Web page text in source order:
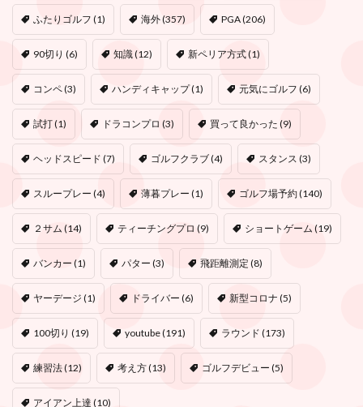
ふたりゴルフ (1) 海外(357) PGA(206)
90切り (6) 知識(12) 新ペリア方式(1)
コンペ(3) ハンディキャップ(1) 元気にゴルフ (6)
試打(1) ドラコンプロ (3) 買って良かった (9)
ヘッドスピード (7) ゴルフクラブ(4) スタンス (3)
スループレー (4) 薄暮プレー (1) ゴルフ場予約(140)
２サム (14) ティーチングプロ (9) ショートゲーム (19)
バンカー (1) パター (3) 飛距離測定 (8)
ヤーデージ (1) ドライバー (6) 新型コロナ (5)
100切り (19) youtube(191) ラウンド (173)
練習法(12) 考え方(13) ゴルフデビュー (5)
アイアン上達 (10)